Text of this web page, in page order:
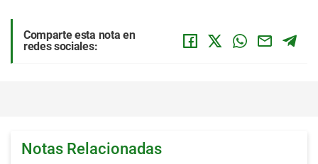
Comparte esta nota en
redes sociales:
Notas Relacionadas